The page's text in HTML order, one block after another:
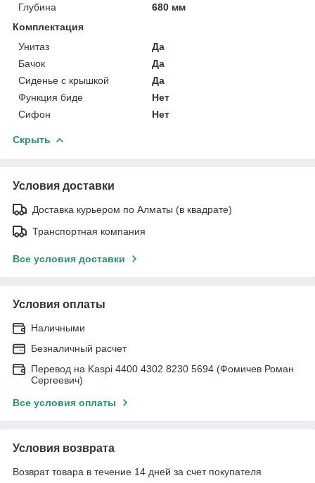
Глубина
680 мм
Комплектация
Унитаз
Да
Бачок
Да
Сиденье с крышкой
Да
Функция биде
Нет
Сифон
Нет
Скрыть
Условия доставки
Доставка курьером по Алматы (в квадрате)
Транспортная компания
Все условия доставки
Условия оплаты
Наличными
Безналичный расчет
Перевод на Kaspi 4400 4302 8230 5694 (Фомичев Роман
Сергеевич)
Все условия оплаты
Условия возврата
Возврат товара в течение 14 дней за счет покупателя